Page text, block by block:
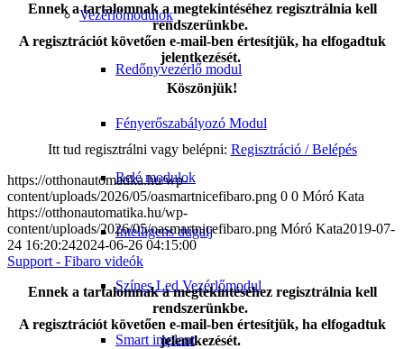
Vezérlőmodulok
Redőnyvezérlő modul
Fényerőszabályozó Modul
Relé modulok
Intelligens dugalj
Színes Led Vezérlőmodul
Smart implant
Ennek a tartalomnak a megtekintéséhez regisztrálnia kell
rendszerünkbe.
A regisztrációt követően e-mail-ben értesítjük, ha elfogadtuk
jelentkezését.
Köszönjük!
Itt tud regisztrálni vagy belépni: Regisztráció / Belépés
https://otthonautomatika.hu/wp-
content/uploads/2026/05/oasmartnicefibaro.png 0 0 Móró Kata
https://otthonautomatika.hu/wp-
content/uploads/2026/05/oasmartnicefibaro.png Móró Kata2019-07-
24 16:20:242024-06-26 04:15:00
Support - Fibaro videók
Ennek a tartalomnak a megtekintéséhez regisztrálnia kell
rendszerünkbe.
A regisztrációt követően e-mail-ben értesítjük, ha elfogadtuk
jelentkezését.